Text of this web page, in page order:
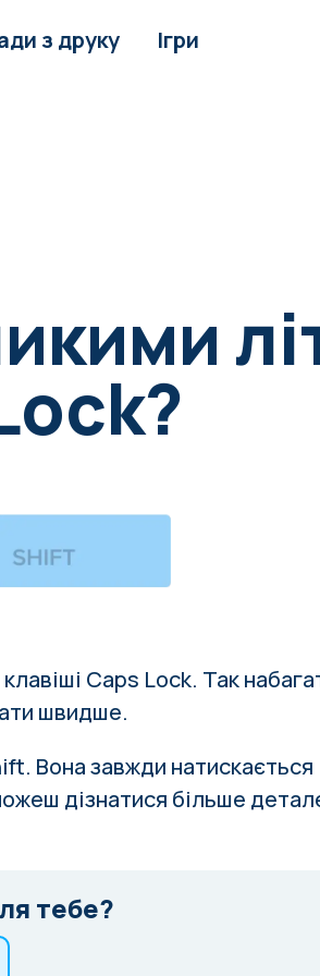
з друку Ігри
Caps Lock. Так
швидше.
Вона завжди натискається
дізнатися більше
тебе?